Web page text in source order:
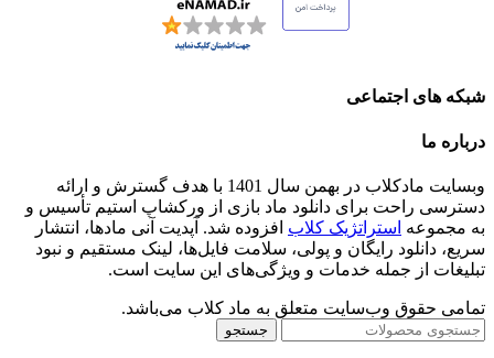
شبکه های اجتماعی
درباره ما
وبسایت مادکلاب در بهمن سال 1401 با هدف گسترش و ارائه
دسترسی راحت برای دانلود ماد بازی از ورکشاپ استیم تأسیس و
به مجموعه استراتژیک کلاب افزوده شد. آپدیت آنی مادها، انتشار
سریع، دانلود رایگان و پولی، سلامت فایل‌ها، لینک مستقیم و نبود
تبلیغات از جمله خدمات و ویژگی‌های این سایت است.
تمامی حقوق وب‌سایت متعلق به ماد کلاب می‌باشد.
جستجو